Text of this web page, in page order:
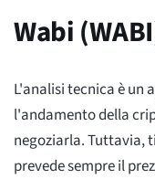
Wabi
L'analisi tecnica è un
l'andamento della
negoziarla. Tuttavia,
prevede sempre il